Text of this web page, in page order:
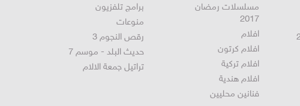
مسلسلات رمضان
2017
افلام
افلام كرتون
افلام تركية
افلام هندية
فنانين محليين
برامج تلفزيون
منوعات
رقص النجوم 3
حديث البلد - موسم 7
تراتيل جمعة الالام